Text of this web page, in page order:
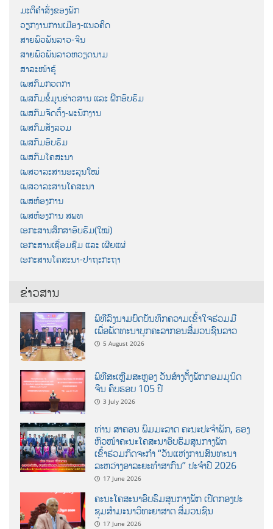
ມະຕິຄຳສັ່ງຂອງພັກ
ວຽກງານການເມືອງ-ແນວຄິດ
ສາຍພົວພັນລາວ-ຈີນ
ສາຍພົວພັນລາວຫວຽດນາມ
ສາລະໜ້າຮູ້
ເພສກົມກວດກາ
ເພສກົມຂໍ້ມູນຂ່າວສານ ແລະ ຝຶກອົບຮົມ
ເພສກົມຈັດຕັ້ງ-ພະນັກງານ
ເພສກົມສັງລວມ
ເພສກົມອົບຮົມ
ເພສກົມໂຄສະນາ
ເພສວາລະສານອະລຸນໃໝ່
ເພສວາລະສານໂຄສະນາ
ເພສຫ້ອງການ
ເພສຫ້ອງການ ສພທ
ເອກະສານສຶກສາອົບຮົມ(ໃໝ່)
ເອກະສານເຊື່ອມຊືມ ແລະ ເຜີຍແຜ່
ເອກະສານໂຄສະນາ-ປາຖະກະຖາ
ຂ່າວສານ
ພິທີລົງນາມບົດບັນທຶກຄວາມເຂົ້າໃຈຮ່ວມມື
ເພື່ອພັດທະນາບຸກຄະລາກອນສື່ມວນຊົນລາວ
5 August 2026
ພິທີສະເຫຼີມສະຫຼອງ ວັນສ້າງຕັ້ງພັກກອມມູນິດ
ຈີນ ຄົບຮອບ 105 ປີ
3 July 2026
ທ່ານ ສາຄອນ ພົມມະລາດ ຄະນະປະຈໍາພັກ, ຮອງ
ຫົວໜ້າຄະນະໂຄສະນາອົບຮົມສູນກາງພັກ
ເຂົ້າຮ່ວມກິດຈະກຳ “ວັນແຫ່ງການສົນທະນາ
ລະຫວ່າງອາລະຍະທຳສາກົນ” ປະຈຳປີ 2026
17 June 2026
ຄະນະໂຄສະນາອົບຮົມສູນກາງພັກ ເປີດກອງປະ
ຊຸມສຳມະນາວິທະຍາສາດ ສຶ່ມວນຊົນ
17 June 2026